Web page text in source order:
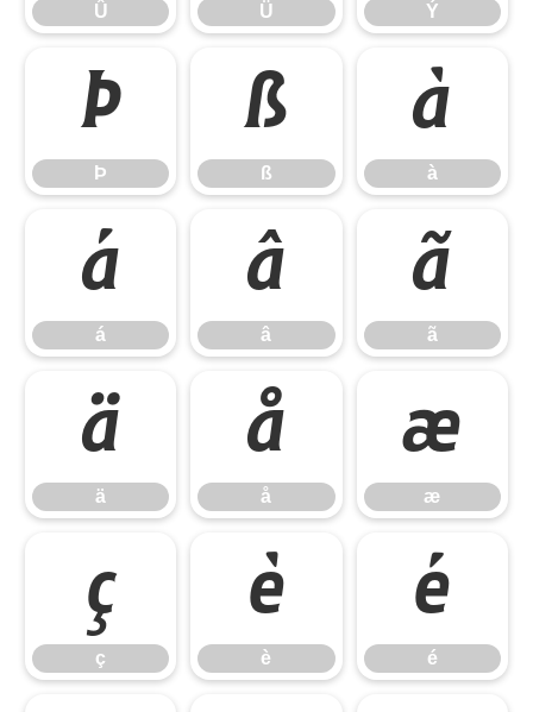
Û Ü Ý
Þ
Þ
ß
ß
à
à
á
á
â
â
ã
ã
ä
ä
å
å
æ
æ
ç
ç
è
è
é
é